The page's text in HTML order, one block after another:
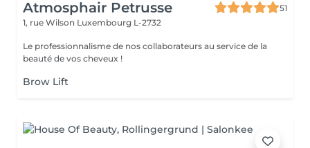
Atmosphair Petrusse
51
1, rue Wilson Luxembourg L-2732
Le professionnalisme de nos collaborateurs au service de la
beauté de vos cheveux !
Brow Lift